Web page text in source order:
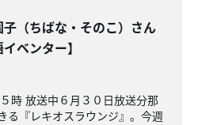
子（ちばな・そのこ）さん
イベンター】
時 放送中６月３０日放送分那
る『レキオスラウンジ』。今週